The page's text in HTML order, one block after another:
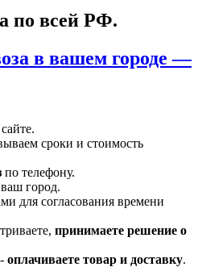
по всей РФ.
в вашем городе —
сроки и стоимость
по телефону.
город.
для согласования времени
принимаете решение о
оплачиваете товар и доставку.